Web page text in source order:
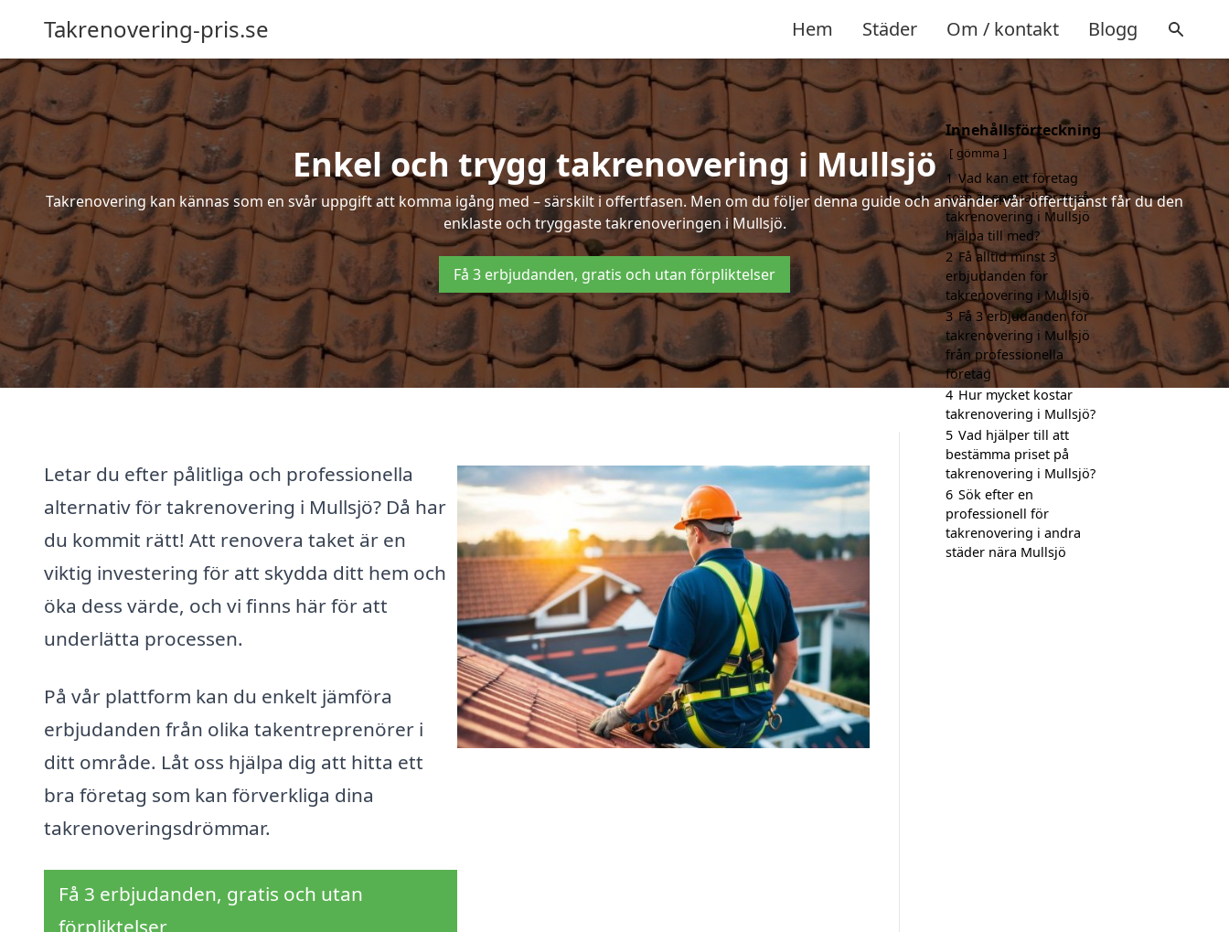
Takrenovering-pris.se Hem Städer Om / kontakt Blogg
Enkel och trygg takrenovering i Mullsjö
Takrenovering kan kännas som en svår uppgift att komma igång med – särskilt i offertfasen. Men om du följer denna guide och använder vår offerttjänst får du den
enklaste och tryggaste takrenoveringen i Mullsjö.
Få 3 erbjudanden, gratis och utan förpliktelser
Letar du efter pålitliga och professionella
alternativ för takrenovering i Mullsjö? Då har
du kommit rätt! Att renovera taket är en
viktig investering för att skydda ditt hem och
öka dess värde, och vi finns här för att
underlätta processen.
På vår plattform kan du enkelt jämföra
erbjudanden från olika takentreprenörer i
ditt område. Låt oss hjälpa dig att hitta ett
bra företag som kan förverkliga dina
takrenoveringsdrömmar.
Få 3 erbjudanden, gratis och utan
förpliktelser
Innehållsförteckning
gömma
1 Vad kan ett företag
som är specialiserat på
takrenovering i Mullsjö
hjälpa till med?
2 Få alltid minst 3
erbjudanden för
takrenovering i Mullsjö
3 Få 3 erbjudanden för
takrenovering i Mullsjö
från professionella
företag
4 Hur mycket kostar
takrenovering i Mullsjö?
5 Vad hjälper till att
bestämma priset på
takrenovering i Mullsjö?
6 Sök efter en
professionell för
takrenovering i andra
städer nära Mullsjö